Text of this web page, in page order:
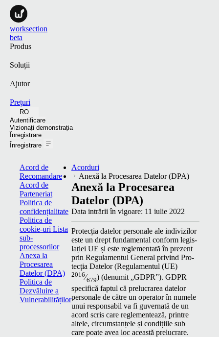
worksection
beta
Produs
Soluții
Ajutor
Prețuri
RO
Autentificare
Vizionați demonstrația
Înregistrare
Înregistrare
Acord de
Recomandare
Acord de
Parteneriat
Politica de
confidențialitate
Politica de
cookie-uri Lista
sub-
processorilor
Anexa la
Procesarea
Datelor (DPA)
Politica de
Dezvăluire a
Vulnerabilităților
Acorduri
Anexă la Procesarea Datelor (DPA)
Anexă la Procesarea
Datelor (DPA)
Data intrării în vigoare: 11 iulie 2022
Pro­tecția datelor per­son­ale ale indi­vizilor
este un drept fun­da­men­tal con­form leg­is­
lației UE și este regle­men­tată în prezent
prin Reg­u­la­men­tul Gen­er­al privind Pro­
tecția Datelor (Reg­u­la­men­tul (UE)
2016⁄679) (den­u­mit „GDPR”). GDPR
speci­fică fap­tul că pre­lu­crarea datelor
per­son­ale de către un oper­a­tor în numele
unui respon­s­abil va fi guver­nată de un
acord scris care regle­mentează, print­re
altele, cir­cum­stanțele și condiți­ile sub
care poate avea loc această prelucrare.